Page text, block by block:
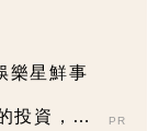
樂星鮮事
投資，把
PR